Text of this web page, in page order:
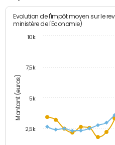
Montant (euros)
Evolution de l'impôt moyen sur le
ministère de l'Economie)
2,5k
5k
7,5k
10k